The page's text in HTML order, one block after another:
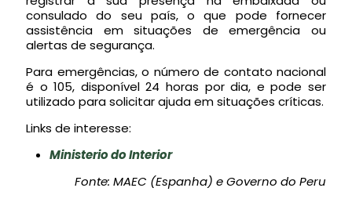
consulado do seu país, o que pode fornecer
assistência em situações de emergência ou
alertas de segurança.
Para emergências, o número de contato nacional
é o 105, disponível 24 horas por dia, e pode ser
utilizado para solicitar ajuda em situações críticas.
Links de interesse:
Ministerio do Interior
Fonte: MAEC (Espanha) e Governo do Peru